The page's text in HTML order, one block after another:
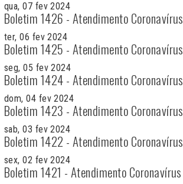
qua, 07 fev 2024
Boletim 1426 - Atendimento Coronavírus
ter, 06 fev 2024
Boletim 1425 - Atendimento Coronavírus
seg, 05 fev 2024
Boletim 1424 - Atendimento Coronavírus
dom, 04 fev 2024
Boletim 1423 - Atendimento Coronavírus
sab, 03 fev 2024
Boletim 1422 - Atendimento Coronavírus
sex, 02 fev 2024
Boletim 1421 - Atendimento Coronavírus